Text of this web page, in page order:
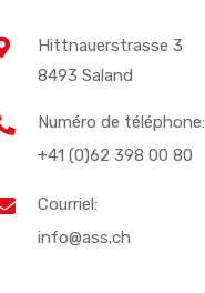
Hittnauerstrasse 3
8493 Saland
Numéro de téléphone:
+41 (0)62 398 00 80
Courriel:
info@ass.ch